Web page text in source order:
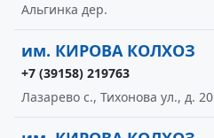
Альгинка дер.
им. КИРОВА КОЛХОЗ
+7 (39158) 219763
Лазарево с., Тихонова ул., д. 20